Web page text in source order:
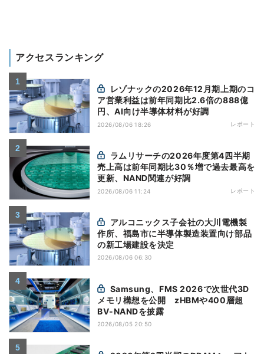
アクセスランキング
ア営業利益は前年同期比2.6倍の888億
円、AI向け半導体材料が好調
2026/08/06 18:26 レポート
売上高は前年同期比30％増で過去最高を
更新、NAND関連が好調
2026/08/06 11:24 レポート
作所、福島市に半導体製造装置向け部品
の新工場建設を決定
2026/08/06 06:30
メモリ構想を公開 zHBMや400層超
BV-NANDを披露
2026/08/05 20:50